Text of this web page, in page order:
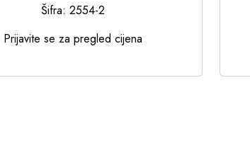
Šifra: 2554-2
Prijavite se za pregled cijena